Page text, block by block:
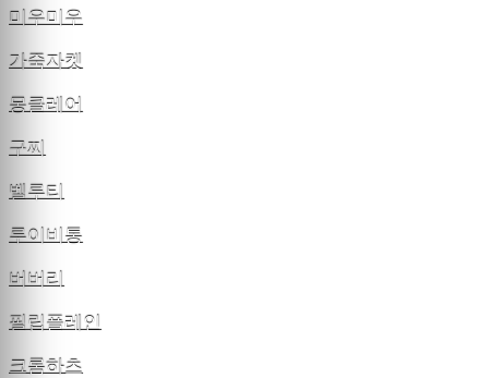
미우미우
가죽자켓
몽클레어
구찌
벨루티
루이비통
버버리
필립플레인
크롬하츠